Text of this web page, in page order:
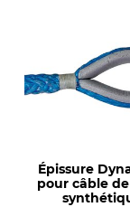
Câble de treuil en
Charge de
minimum en
Longueur
1 suppl.
Épissure
pour câble